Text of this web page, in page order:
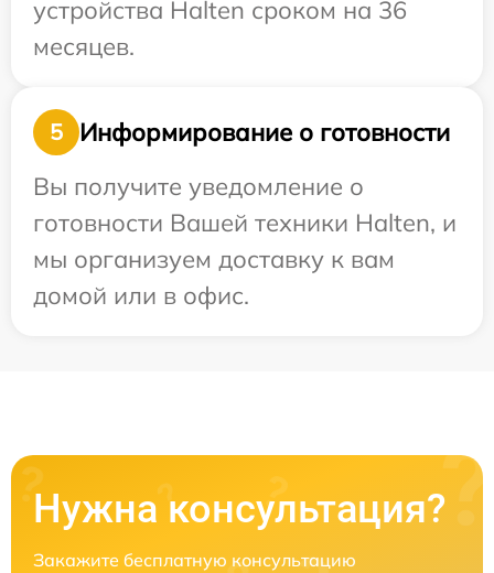
устройства Halten сроком на 36
месяцев.
5
Информирование о готовности
Вы получите уведомление о
готовности Вашей техники Halten, и
мы организуем доставку к вам
домой или в офис.
Нужна консультация?
Закажите бесплатную консультацию